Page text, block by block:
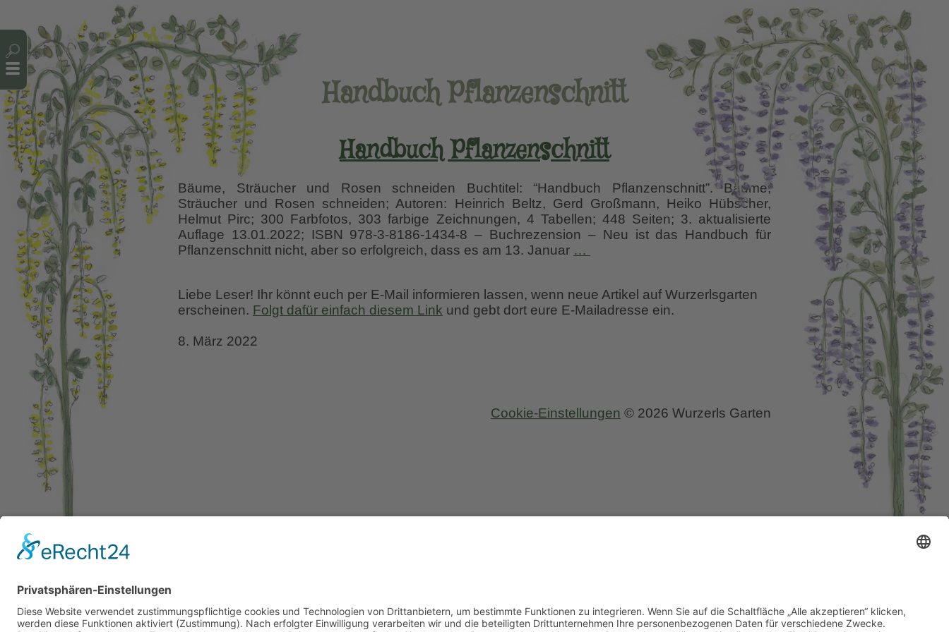
Handbuch Pflanzenschnitt
Handbuch Pflanzenschnitt
Bäume, Sträucher und Rosen schneiden Buchtitel: “Handbuch Pflanzenschnitt”. Bäume,
Sträucher und Rosen schneiden; Autoren: Heinrich Beltz, Gerd Großmann, Heiko Hübscher,
Helmut Pirc; 300 Farbfotos, 303 farbige Zeichnungen, 4 Tabellen; 448 Seiten; 3. aktualisierte
Auflage 13.01.2022; ISBN 978-3-8186-1434-8 – Buchrezension – Neu ist das Handbuch für
Pflanzenschnitt nicht, aber so erfolgreich, dass es am 13. Januar …
Liebe Leser! Ihr könnt euch per E-Mail informieren lassen, wenn neue Artikel auf Wurzerlsgarten
erscheinen. Folgt dafür einfach diesem Link und gebt dort eure E-Mailadresse ein.
8. März 2022
Cookie-Einstellungen © 2026 Wurzerls Garten
Cookie-Einstellungen